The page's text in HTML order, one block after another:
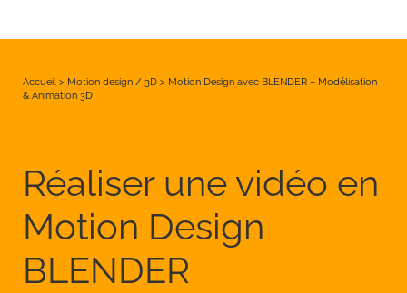
Accueil > Motion design / 3D > Motion Design avec BLENDER – Modélisation
& Animation 3D
Réaliser une vidéo en
Motion Design
BLENDER